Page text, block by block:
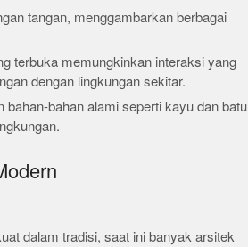
tangan, menggambarkan berbagai
terbuka memungkinkan interaksi yang
dengan lingkungan sekitar.
bahan-bahan alami seperti kayu dan batu
dalam tradisi, saat ini banyak arsitek